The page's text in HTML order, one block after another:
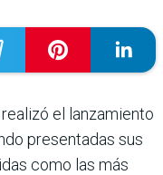
el lanzamiento
presentadas sus
como las más